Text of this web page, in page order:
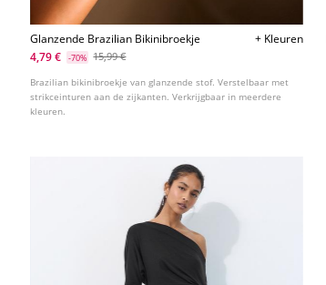
Glanzende Brazilian Bikinibroekje
+ Kleuren
4,79 €
-70% 15,99 €
Brazilian bikinibroekje van glanzende stof. Verstelbaar met
strikceinturen aan de zijkanten. Verkrijgbaar in meerdere
kleuren.